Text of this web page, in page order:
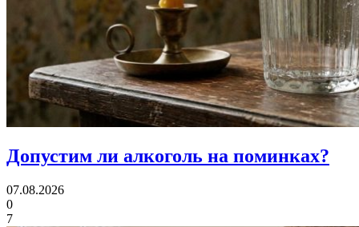
Допустим ли алкоголь на поминках?
07.08.2026
0
7